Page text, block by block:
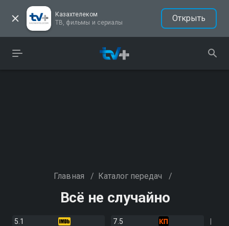
Казахтелеком
ТВ, фильмы и сериалы
Открыть
Главная / Каталог передач /
Всё не случайно
5.1
7.5